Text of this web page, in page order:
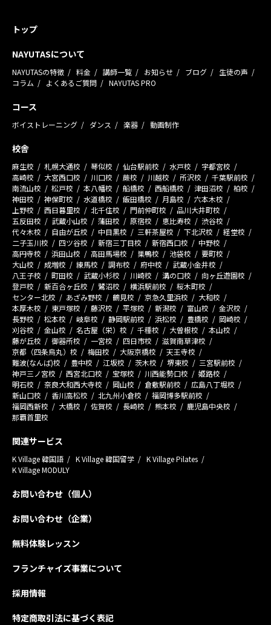
トップ
NAYUTASについて
NAYUTASの特徴 料金 講師一覧 お知らせ ブログ
生徒の声
コラム
よくあるご質問 NAYUTAS PRO
コース
ボイストレーニング ダンス 楽器 動画制作
校舎
麻生校 札幌大通校 琴似校 仙台駅前校 水戸校
宇都宮校
高崎校
大宮西口校 川口校 蕨校 川越校 所沢校
千葉駅前校
南流山校
松戸校 本八幡校 船橋校 西船橋校 津田沼校
柏校
神田校
神保町校 水道橋校 飯田橋校 月島校
六本木校
上野校
西日暮里校 北千住校 門前仲町校
品川大井町校
五反田校
武蔵小山校 蒲田校 原宿校 恵比寿校
渋谷校
代々木校
自由が丘校 中目黒校 三軒茶屋校 下北沢校
経堂校
二子玉川校
四ツ谷校 新宿三丁目校 新宿西口校
中野校
高円寺校
浜田山校 高田馬場校 巣鴨校 池袋校
要町校
大山校
成増校 練馬校 調布校 府中校
武蔵小金井校
八王子校
町田校 武蔵小杉校 川崎校 溝の口校
向ヶ丘遊園校
登戸校
新百合ヶ丘校 鷺沼校 横浜駅前校
桜木町校
センター北校
あざみ野校 鶴見校 京急久里浜校
大和校
本厚木校
東戸塚校 藤沢校 平塚校 新潟校 富山校
金沢校
長野校
松本校 岐阜校 静岡駅前校 浜松校 豊橋校
岡崎校
刈谷校
金山校 名古屋（栄）校 千種校 大曽根校
本山校
藤が丘校
御器所校 一宮校 四日市校
滋賀南草津校
京都（四条烏丸）校
梅田校 大阪京橋校
天王寺校
難波(なんば)校
豊中校 江坂校 茨木校 堺東校
三宮駅前校
神戸三ノ宮校
西宮北口校 宝塚校 川西能勢口校
姫路校
明石校
奈良大和西大寺校 岡山校 倉敷駅前校
広島八丁堀校
新山口校
香川高松校 北九州小倉校
福岡博多駅前校
福岡西新校
大橋校 佐賀校 長崎校 熊本校
鹿児島中央校
那覇首里校
関連サービス
K Village 韓国語 K Village 韓国留学
K Village Pilates
K Village MODULY
お問い合わせ（個人）
お問い合わせ（企業）
無料体験レッスン
フランチャイズ事業について
採用情報
特定商取引法に基づく表記